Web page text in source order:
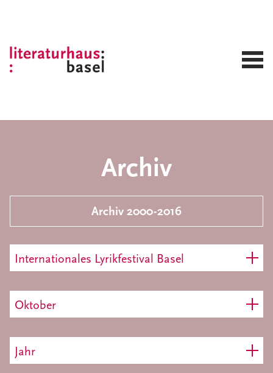
Archiv
Archiv 2000-2016
Internationales Lyrikfestival Basel
Oktober
Jahr